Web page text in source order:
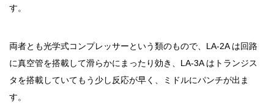
す。
両者とも光学式コンプレッサーという類のもので、LA-2A は回路
に真空管を搭載して滑らかにまったり効き、LA-3A はトランジス
タを搭載していてもう少し反応が早く、ミドルにパンチが出ま
す。